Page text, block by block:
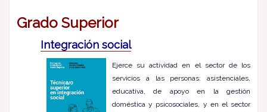
Grado Superior
Integración social
Ejerce su actividad en el sector de los
servicios a las personas: asistenciales,
educativa, de apoyo en la gestión
doméstica y psicosociales, y en el sector